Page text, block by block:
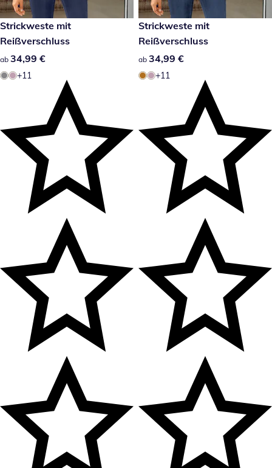
34,99 €
Strickweste mit
Reißverschluss
34,99 €
ab 34,99 €
+11
34,99 €
Strickweste mit
Reißverschluss
34,99 €
ab 34,99 €
+11